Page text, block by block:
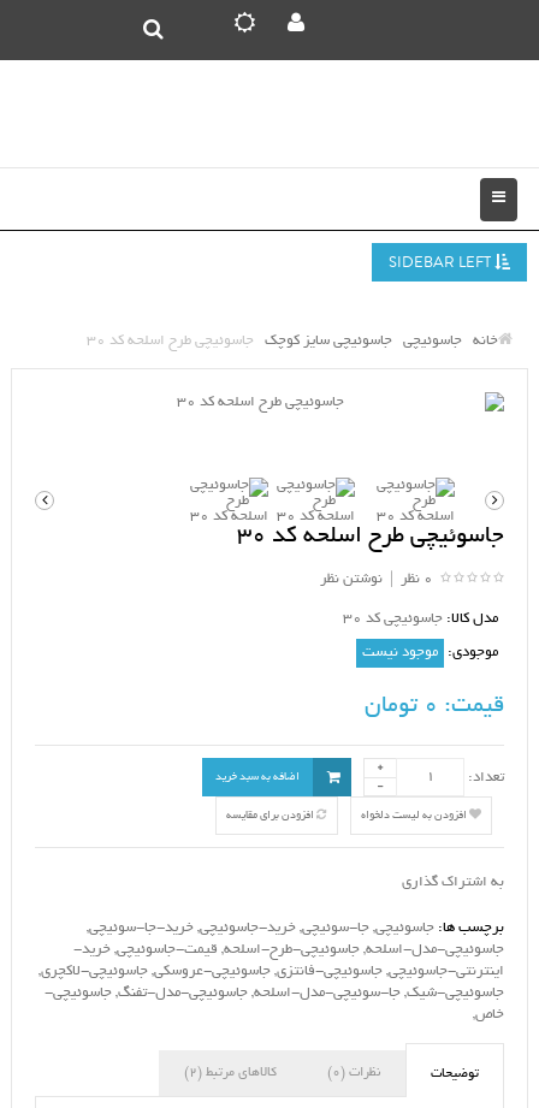
خانه جاسوئیچی جاسوئیچی سایز کوچک جاسوئیچی طرح اسلحه کد 30
جاسوئیچی طرح اسلحه کد 30
0 نظر نوشتن نظر
مدل کالا: جاسوئیچی کد 30
موجودی: موجود نیست
قیمت:
تعداد: اضافه به سبد خرید
افزودن به لیست دلخواه افزودن برای مقایسه
به اشتراک گذاری
برچسب ها: جاسوئیچی, جا-سوئیچی, خرید-جاسوئیچی, خرید-جا-سوئیچی,
جاسوئیچی-مدل-اسلحه, جاسوئیچی-طرح-اسلحه, قیمت-جاسوئیچی, خرید-
اینترنتی-جاسوئیچی, جاسوئیچی-فانتزی, جاسوئیچی-عروسکی, جاسوئیچی-لاکچری,
جاسوئیچی-شیک, جا-سوئیچی-مدل-اسلحه, جاسوئیچی-مدل-تفنگ, جاسوئیچی-
خاص,
توضیحات نظرات (0) کالاهای مرتبط (2)